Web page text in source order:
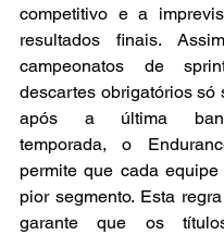
competitivo e a
resultados finais.
campeonatos de
descartes obrigatórios só
após a última
temporada, o
permite que cada
pior segmento. Esta
garante que os